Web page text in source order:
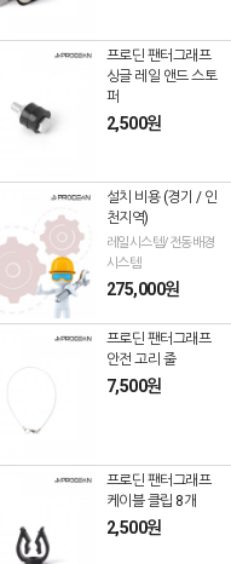
프로딘 팬터그래프
싱글 레일 앤드 스토
퍼
2,500원
설치 비용 (경기 / 인
천지역)
레일시스템/전동배경
시스템
275,000원
프로딘 팬터그래프
안전 고리 줄
7,500원
프로딘 팬터그래프
케이블 클립 8개
2,500원